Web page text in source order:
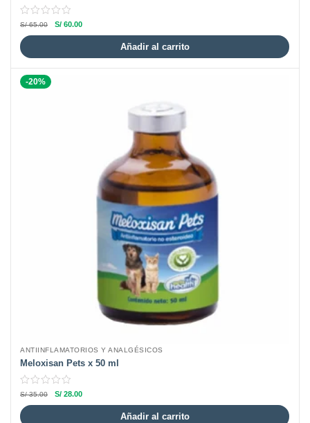
S/65.00 S/ 60.00
Añadir al carrito
-20%
ANTIINFLAMATORIOS Y ANALGÉSICOS
Meloxisan Pets x 50 ml
S/35.00 S/ 28.00
Añadir al carrito